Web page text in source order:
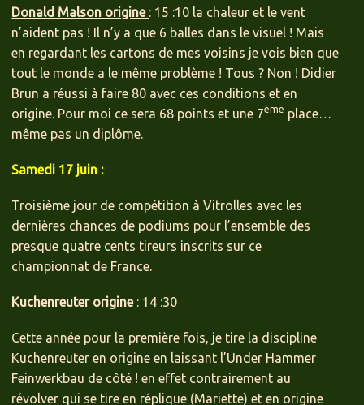
Donald Malson origine : 15 :10 la chaleur et le vent
n’aident pas ! Il n’y a que 6 balles dans le visuel ! Mais
en regardant les cartons de mes voisins je vois bien que
tout le monde a le même problème ! Tous ? Non ! Didier
Brun a réussi à faire 80 avec ces conditions et en
origine. Pour moi ce sera 68 points et une 7ème place…
même pas un diplôme.
Samedi 17 juin :
Troisième jour de compétition à Vitrolles avec les
dernières chances de podiums pour l’ensemble des
presque quatre cents tireurs inscrits sur ce
championnat de France.
Kuchenreuter origine: 14 :30
Cette année pour la première fois, je tire la discipline
Kuchenreuter en origine en laissant l’Under Hammer
Feinwerkbau de côté ! en effet contrairement au
révolver qui se tire en réplique (Mariette) et en origine